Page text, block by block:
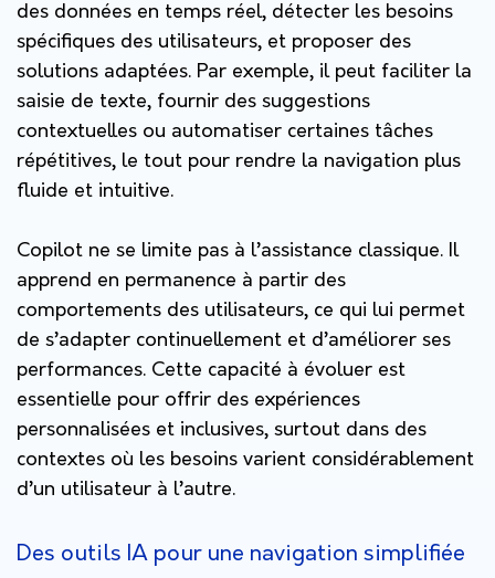
des données en temps réel, détecter les besoins
spécifiques des utilisateurs, et proposer des
solutions adaptées. Par exemple, il peut faciliter la
saisie de texte, fournir des suggestions
contextuelles ou automatiser certaines tâches
répétitives, le tout pour rendre la navigation plus
fluide et intuitive.
Copilot ne se limite pas à l’assistance classique. Il
apprend en permanence à partir des
comportements des utilisateurs, ce qui lui permet
de s’adapter continuellement et d’améliorer ses
performances. Cette capacité à évoluer est
essentielle pour offrir des expériences
personnalisées et inclusives, surtout dans des
contextes où les besoins varient considérablement
d’un utilisateur à l’autre.
Des outils IA pour une navigation simplifiée